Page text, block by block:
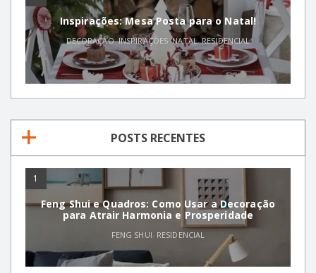
Inspirações: Mesa Posta para o Natal!
DECORAÇÃO,INSPIRAÇÕES ,NATAL,RESIDENCIAL
POSTS RECENTES
1
Feng Shui e Quadros: Como Usar a Decoração
para Atrair Harmonia e Prosperidade
FENG SHUI, RESIDENCIAL